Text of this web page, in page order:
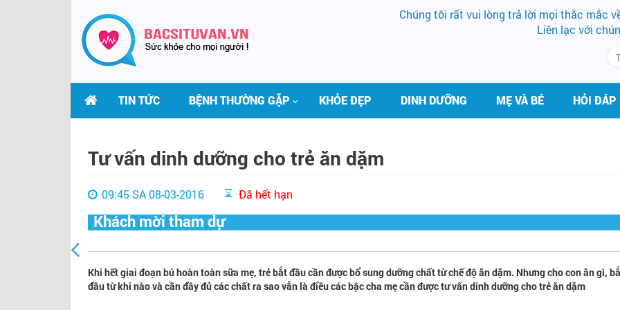
Chúng tôi rất vui lòng trả lời mọi thắc mắc
Liên lạc với
TIN TỨC BỆNH THƯỜNG GẶP KHỎE ĐẸP DINH DƯỠNG MẸ VÀ BÉ HỎI ĐÁP
Tư vấn dinh dưỡng cho trẻ ăn dặm
09:45 SA 08-03-2016 Đã hết hạn
Khách mời tham dự
Khi hết giai đoạn bú hoàn toàn sữa mẹ, trẻ bắt đầu cần được bổ sung dưỡng chất từ chế độ ăn dặm. Nhưng cho con ăn gì,
đầu từ khi nào và cần đầy đủ các chất ra sao vẫn là điều các bậc cha mẹ cần được tư vấn dinh dưỡng cho trẻ ăn dặm